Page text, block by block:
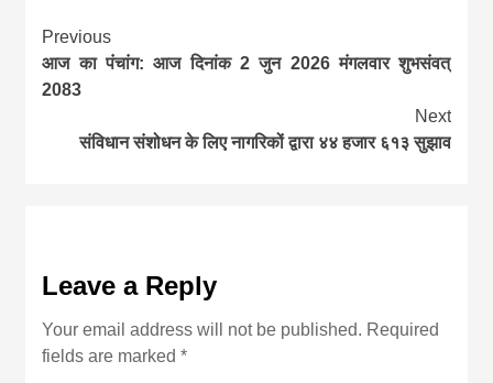
Continue
Reading
Previous
आज का पंचांग: आज दिनांक 2 जुन 2026 मंगलवार शुभसंवत्
2083
Next
संविधान संशोधन के लिए नागरिकों द्वारा ४४ हजार ६१३ सुझाव
Leave a Reply
Your email address will not be published. Required
fields are marked*